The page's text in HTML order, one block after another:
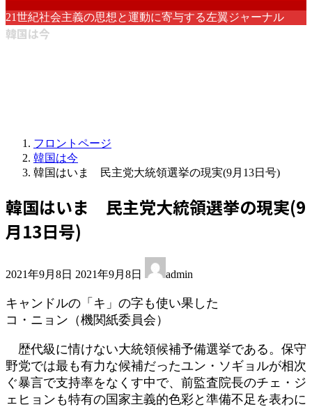
21世紀社会主義の思想と運動に寄与する左翼ジャーナル
韓国は今
フロントページ
韓国は今
韓国はいま 民主党大統領選挙の現実(9月13日号)
韓国はいま 民主党大統領選挙の現実(9
月13日号)
2021年9月8日 終
新
日
:
2021年9月8日 admin
キャンドルの「キ」の字も使い果した
コ・ニョン（機関紙委員会）
歴代級に情けない大統領候補予備選挙である。保守
野党では最も有力な候補だったユン・ソギョルが相次
ぐ暴言で支持率をなくす中で、前監査院長のチェ・ジ
ェヒョンも特有の国家主義的色彩と準備不足を表わに